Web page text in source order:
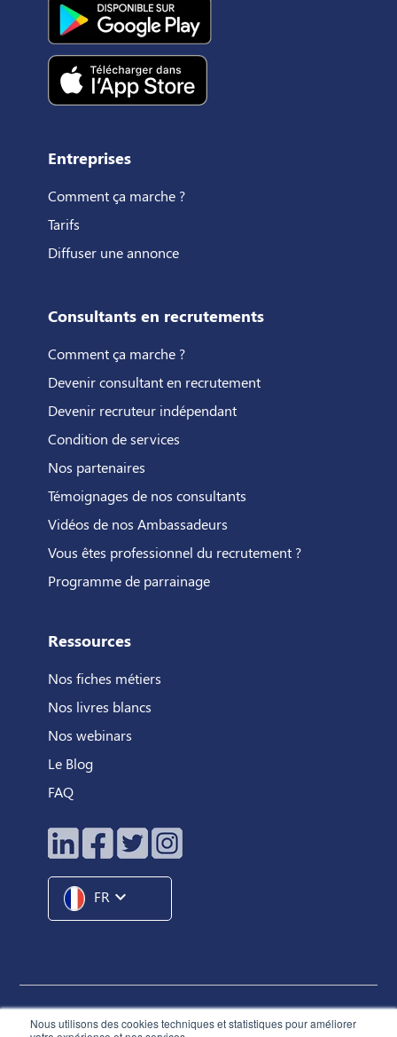
Nous utilisons des cookies techniques et statistiques pour améliorer
Entreprises
Comment ça marche ?
Tarifs
Diffuser une annonce
Consultants en recrutements
Comment ça marche ?
Devenir consultant en recrutement
Devenir recruteur indépendant
Condition de services
Nos partenaires
Témoignages de nos consultants
Vidéos de nos Ambassadeurs
Vous êtes professionnel du recrutement ?
Programme de parrainage
Ressources
Nos fiches métiers
Nos livres blancs
Nos webinars
Le Blog
FAQ
FR expand_more
Hunteed SAS ©2026® Tous droits réservés